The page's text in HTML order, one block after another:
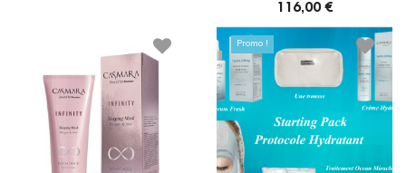
116,00 €
Promo !